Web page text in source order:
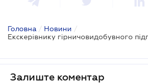
Головна / Новини /
Залиште коментар